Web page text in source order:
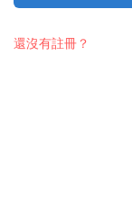
還沒有註冊？